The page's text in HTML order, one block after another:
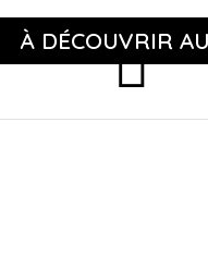
À DÉCOUVRIR